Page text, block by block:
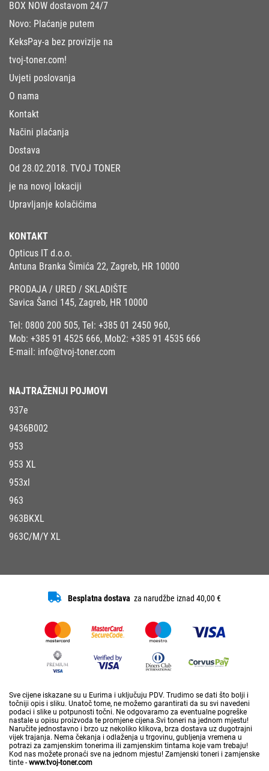
BOX NOW dostavom 24/7
Novo: Plaćanje putem
KeksPay-a bez provizije na
tvoj-toner.com!
Uvjeti poslovanja
O nama
Kontakt
Načini plaćanja
Dostava
Od 28.02.2018. TVOJ TONER
je na novoj lokaciji
Upravljanje kolačićima
KONTAKT
Opticus IT d.o.o.
Antuna Branka Šimića 22, Zagreb, HR 10000
PRODAJA / URED / SKLADIŠTE
Savica Šanci 145, Zagreb, HR 10000
Tel: 0800 200 505, Tel: +385 01 2450 960,
Mob: +385 91 4525 666, Mob2: +385 91 4535 666
E-mail: info@tvoj-toner.com
NAJTRAŽENIJI POJMOVI
937e
9436B002
953
953 XL
953xl
963
963BKXL
963C/M/Y XL
Besplatna dostava za narudžbe iznad 40,00 €
Sve cijene iskazane su u Eurima i uključuju PDV. Trudimo se dati što bolji i
točniji opis i sliku. Unatoč tome, ne možemo garantirati da su svi navedeni
podaci i slike u potpunosti točni. Ne odgovaramo za eventualne pogreške
nastale u opisu proizvoda te promjene cijena.Svi toneri na jednom mjestu!
Naručite jednostavno i brzo uz nekoliko klikova, brza dostava uz dugotrajni
vijek trajanja. Nema čekanja i odlaženja u trgovinu, gubljenja vremena u
potrazi za zamjenskim tonerima ili zamjenskim tintama koje vam trebaju!
Kod nas možete pronaći sve na jednom mjestu! Zamjenski toneri i zamjenske
tinte - www.tvoj-toner.com